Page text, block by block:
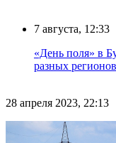
7 августа, 12:33
«День поля» в
разных
28 апреля 2023, 22:13